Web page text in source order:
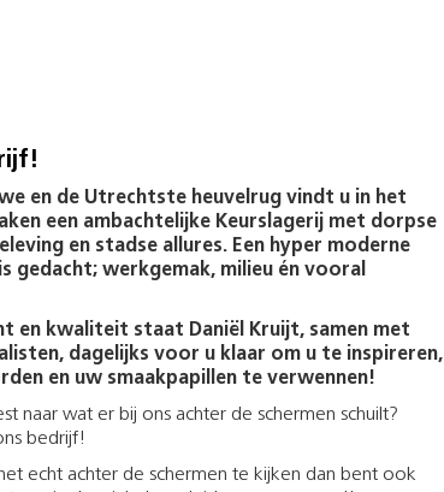
en de Utrechtste heuvelrug vindt u in het
een ambachtelijke Keurslagerij met dorpse
en stadse allures. Een hyper moderne
gedacht; werkgemak, milieu én vooral
en kwaliteit staat Daniël Kruijt, samen met
dagelijks voor u klaar om u te inspireren,
en uw smaakpapillen te verwennen!
naar wat er bij ons achter de schermen schuilt?
bedrijf!
echt achter de schermen te kijken dan bent ook